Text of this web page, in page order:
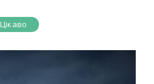
Цікаво